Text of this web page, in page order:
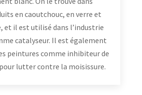
en caoutchouc, en verre et
et il est utilisé dans l’industrie
catalyseur. Il est également
peintures comme inhibiteur de
lutter contre la moisissure.